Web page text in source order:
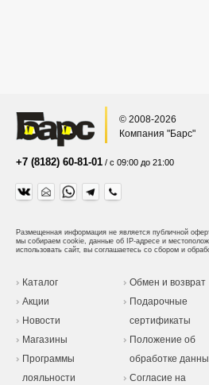
© 2008-2026
Компания "Барс"
+7 (8182) 60-81-01 / с 09:00 до 21:00
Размещенная информация не является публичной
мы собираем cookie, данные об IP-адресе и
использовать сайт, вы соглашаетесь со сбором и
Каталог
Акции
Новости
Магазины
Программы
лояльности
Обмен и возврат
Подарочные
сертификаты
Положение об
обработке
Согласие на